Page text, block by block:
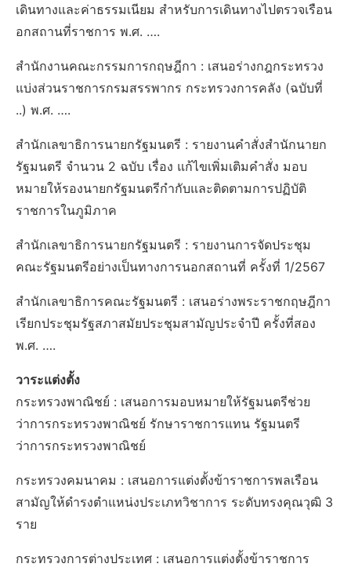
เดินทางและค่าธรรมเนียม สำหรับการเดินทางไปตรวจเรือน
อกสถานที่ราชการ พ.ศ. ….
สำนักงานคณะกรรมการกฤษฎีกา : เสนอร่างกฎกระทรวง
แบ่งส่วนราชการกรมสรรพากร กระทรวงการคลัง (ฉบับที่
..) พ.ศ. ….
สำนักเลขาธิการนายกรัฐมนตรี : รายงานคำสั่งสำนักนายก
รัฐมนตรี จำนวน 2 ฉบับ เรื่อง แก้ไขเพิ่มเติมคำสั่ง มอบ
หมายให้รองนายกรัฐมนตรีกำกับและติดตามการปฏิบัติ
ราชการในภูมิภาค
สำนักเลขาธิการนายกรัฐมนตรี : รายงานการจัดประชุม
คณะรัฐมนตรีอย่างเป็นทางการนอกสถานที่ ครั้งที่ 1/2567
สำนักเลขาธิการคณะรัฐมนตรี : เสนอร่างพระราชกฤษฎีกา
เรียกประชุมรัฐสภาสมัยประชุมสามัญประจำปี ครั้งที่สอง
พ.ศ. ….
วาระแต่งตั้ง
กระทรวงพาณิชย์ : เสนอการมอบหมายให้รัฐมนตรีช่วย
ว่าการกระทรวงพาณิชย์ รักษาราชการแทน รัฐมนตรี
ว่าการกระทรวงพาณิชย์
กระทรวงคมนาคม : เสนอการแต่งตั้งข้าราชการพลเรือน
สามัญให้ดำรงตำแหน่งประเภทวิชาการ ระดับทรงคุณวุฒิ 3
ราย
กระทรวงการต่างประเทศ : เสนอการแต่งตั้งข้าราชการ